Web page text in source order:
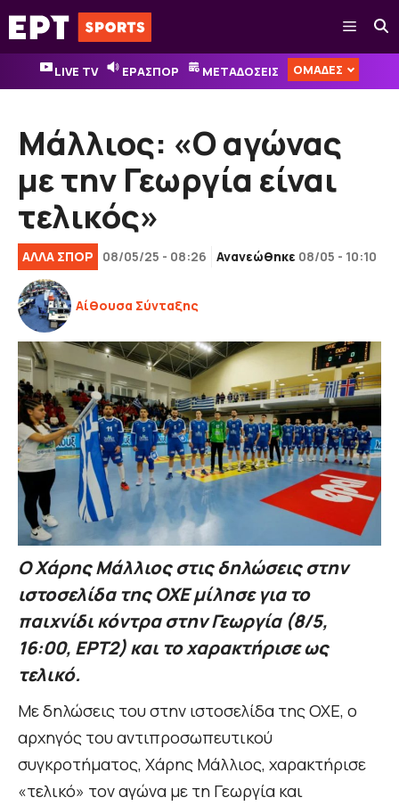
Μετάβαση
σε
περιεχόμενο
Μενού
LIVE TV ΕΡΑΣΠΟΡ ΜΕΤΑΔΟΣΕΙΣ ΟΜΑΔΕΣ
Μάλλιος: «Ο αγώνας
με την Γεωργία είναι
τελικός»
ΑΛΛΑ ΣΠΟΡ 08/05/25 - 08:26 Ανανεώθηκε 08/05 - 10:10
Αίθουσα Σύνταξης
Ο Χάρης Μάλλιος στις δηλώσεις στην
ιστοσελίδα της ΟΧΕ μίλησε για το
παιχνίδι κόντρα στην Γεωργία (8/5,
16:00, ΕΡΤ2) και το χαρακτήρισε ως
τελικό.
Με δηλώσεις του στην ιστοσελίδα της ΟΧΕ, ο
αρχηγός του αντιπροσωπευτικού
συγκροτήματος, Χάρης Μάλλιος, χαρακτήρισε
«τελικό» τον αγώνα με τη Γεωργία και